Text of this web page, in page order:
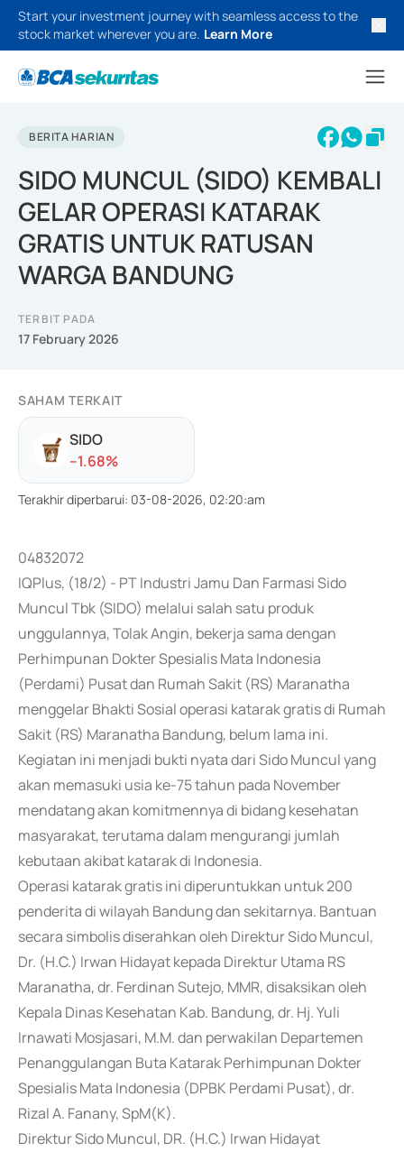
Start your investment journey with seamless access to the
stock market wherever you are. Learn More
BERITA HARIAN
SIDO MUNCUL (SIDO) KEMBALI
GELAR OPERASI KATARAK
GRATIS UNTUK RATUSAN
WARGA BANDUNG
TERBIT PADA
17 February 2026
SAHAM TERKAIT
SIDO
--1.68%
Terakhir diperbarui: 03-08-2026, 02:20:am
04832072
IQPlus, (18/2) - PT Industri Jamu Dan Farmasi Sido
Muncul Tbk (SIDO) melalui salah satu produk
unggulannya, Tolak Angin, bekerja sama dengan
Perhimpunan Dokter Spesialis Mata Indonesia
(Perdami) Pusat dan Rumah Sakit (RS) Maranatha
menggelar Bhakti Sosial operasi katarak gratis di Rumah
Sakit (RS) Maranatha Bandung, belum lama ini.
Kegiatan ini menjadi bukti nyata dari Sido Muncul yang
akan memasuki usia ke-75 tahun pada November
mendatang akan komitmennya di bidang kesehatan
masyarakat, terutama dalam mengurangi jumlah
kebutaan akibat katarak di Indonesia.
Operasi katarak gratis ini diperuntukkan untuk 200
penderita di wilayah Bandung dan sekitarnya. Bantuan
secara simbolis diserahkan oleh Direktur Sido Muncul,
Dr. (H.C.) Irwan Hidayat kepada Direktur Utama RS
Maranatha, dr. Ferdinan Sutejo, MMR, disaksikan oleh
Kepala Dinas Kesehatan Kab. Bandung, dr. Hj. Yuli
Irnawati Mosjasari, M.M. dan perwakilan Departemen
Penanggulangan Buta Katarak Perhimpunan Dokter
Spesialis Mata Indonesia (DPBK Perdami Pusat), dr.
Rizal A. Fanany, SpM(K).
Direktur Sido Muncul, DR. (H.C.) Irwan Hidayat